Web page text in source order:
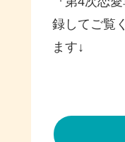
録してご覧
ます↓